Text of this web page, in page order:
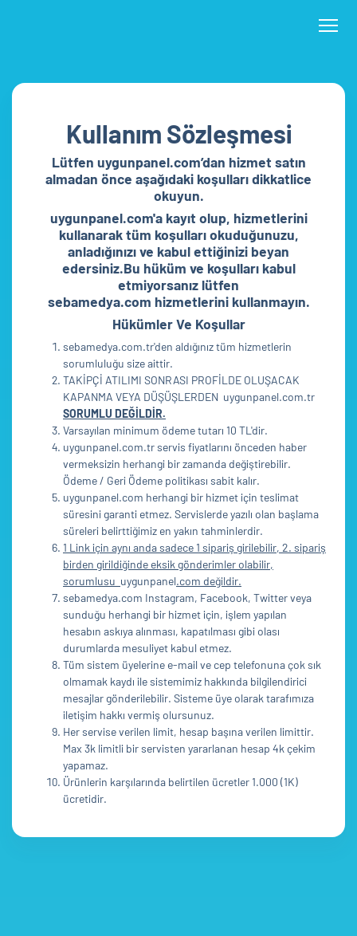
Kullanım Sözleşmesi
Lütfen uygunpanel.com’dan hizmet satın
almadan önce aşağıdaki koşulları dikkatlice
okuyun.
uygunpanel.com'a kayıt olup, hizmetlerini
kullanarak tüm koşulları okuduğunuzu,
anladığınızı ve kabul ettiğinizi beyan
edersiniz.Bu hüküm ve koşulları kabul
etmiyorsanız lütfen
sebamedya.com hizmetlerini kullanmayın.
Hükümler Ve Koşullar
sebamedya.com.tr'den aldığınız tüm hizmetlerin
sorumluluğu size aittir.
TAKİPÇİ ATILIMI SONRASI PROFİLDE OLUŞACAK
KAPANMA VEYA DÜŞÜŞLERDEN uygunpanel.com.tr
SORUMLU DEĞİLDİR.
Varsayılan minimum ödeme tutarı 10 TL'dir.
uygunpanel.com.tr servis fiyatlarını önceden haber
vermeksizin herhangi bir zamanda değiştirebilir.
Ödeme / Geri Ödeme politikası sabit kalır.
uygunpanel.com herhangi bir hizmet için teslimat
süresini garanti etmez. Servislerde yazılı olan başlama
süreleri belirttiğimiz en yakın tahminlerdir.
1 Link için aynı anda sadece 1 sipariş girilebilir, 2. sipariş
birden girildiğinde eksik gönderimler olabilir,
sorumlusu uygunpanel.com değildir.
sebamedya.com Instagram, Facebook, Twitter veya
sunduğu herhangi bir hizmet için, işlem yapılan
hesabın askıya alınması, kapatılması gibi olası
durumlarda mesuliyet kabul etmez.
Tüm sistem üyelerine e-mail ve cep telefonuna çok sık
olmamak kaydı ile sistemimiz hakkında bilgilendirici
mesajlar gönderilebilir. Sisteme üye olarak tarafımıza
iletişim hakkı vermiş olursunuz.
Her servise verilen limit, hesap başına verilen limittir.
Max 3k limitli bir servisten yararlanan hesap 4k çekim
yapamaz.
Ürünlerin karşılarında belirtilen ücretler 1.000 (1K)
ücretidir.